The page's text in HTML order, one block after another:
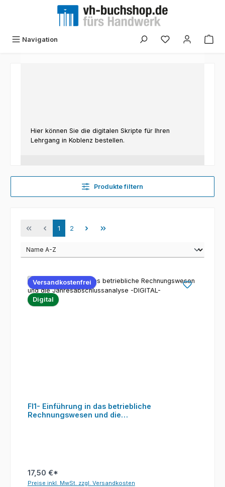
Zum Hauptinhalt springen
Navigation
Hier können Sie die digitalen Skripte für Ihren
Lehrgang in Koblenz bestellen.
Produkte filtern
Seite
1 Seite
2
Versandkostenfrei
Digital
FI1- Einführung in das betriebliche
Rechnungswesen und die
17,50 €*
Preise inkl. MwSt. zzgl. Versandkosten